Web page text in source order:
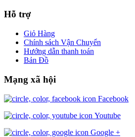
Hỗ trợ
Giỏ Hàng
Chính sách Vận Chuyển
Hướng dẫn thanh toán
Bản Đồ
Mạng xã hội
Facebook
Youtube
Google +